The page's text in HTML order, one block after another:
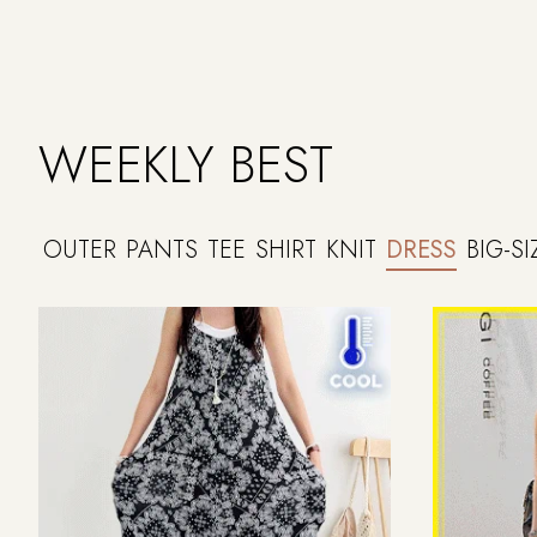
WEEKLY BEST
OUTER PANTS TEE SHIRT KNIT DRESS BIG-